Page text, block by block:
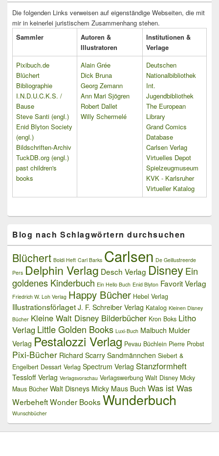
Die folgenden Links verweisen auf eigenständige Webseiten, die mit
mir in keinerlei juristischem Zusammenhang stehen.
Sammler
Autoren &
Illustratoren
Institutionen &
Verlage
Pixibuch.de
Blüchert
Bibliographie
I.N.D.U.C.K.S. /
Bause
Steve Santi (engl.)
Enid Blyton Society
(engl.)
Bildschriften-Archiv
TuckDB.org (engl.)
past children's
books
Alain Grée
Dick Bruna
Georg Zemann
Ann Mari Sjögren
Robert Dallet
Willy Schermelé
Deutschen
Nationalbibliothek
Int.
Jugendbibliothek
The European
Library
Grand Comics
Database
Carlsen Verlag
Virtuelles Depot
Spielzeugmuseum
KVK - Karlsruher
Virtueller Katalog
Blog nach Schlagwörtern durchsuchen
Blüchert Boldi Heft Carl Barks Carlsen De Geillustreerde
Pers Delphin Verlag Desch Verlag DisneyEin
goldenes Kinderbuch Ein Hello Buch Enid Blyton Favorit Verlag
Friedrich W. Loh Verlag Happy Bücher Hebel Verlag
Illustrationsförlaget J. F. Schreiber Verlag Katalog Kleinen Disney
Bücher Kleine Walt Disney Bilderbücher Kron Boks Litho
Verlag Little Golden Books Luxi-Buch Malbuch Mulder
Verlag Pestalozzi Verlag Pevau Büchlein Pierre Probst
Pixi-Bücher Richard Scarry Sandmännchen Siebert &
Engelbert Dessart Verlag Spectrum Verlag Stanzformheft
Tessloff Verlag Verlagsvorschau Verlagswerbung Walt Disney Micky
Maus Bücher Walt Disneys Micky Maus Buch Was ist Was
WerbeheftWonder Books Wunderbuch
Wunschbücher